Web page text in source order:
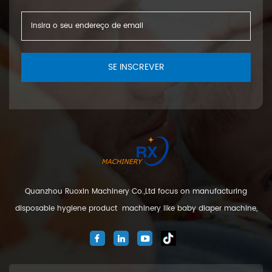
SE INSCREVER
Quanzhou Ruoxin Machinery Co.,Ltd focus on manufacturing
disposable hygiene product machinery like baby diaper machine,
machine. We are located in Jinjiang city, Fujian Province, China. And